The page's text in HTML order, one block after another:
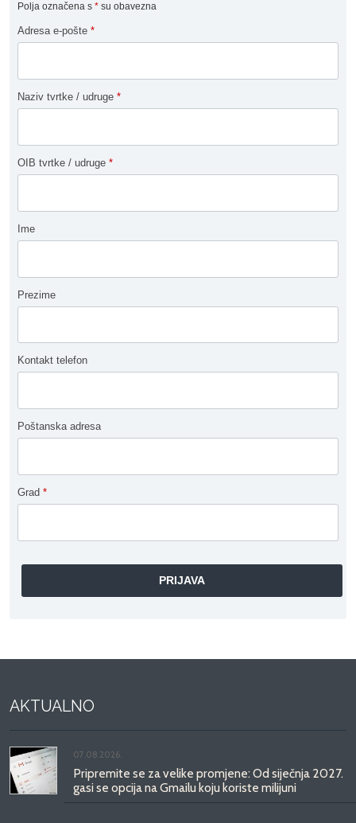
Polja označena s * su obavezna
Adresa e-pošte *
Naziv tvrtke / udruge *
OIB tvrtke / udruge *
Ime
Prezime
Kontakt telefon
Poštanska adresa
Grad *
AKTUALNO
07.08.2026.
Pripremite se za velike promjene: Od siječnja 2027.
gasi se opcija na Gmailu koju koriste milijuni